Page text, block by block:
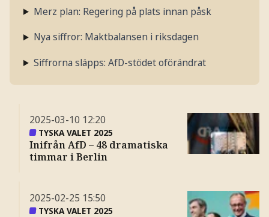
Merz plan: Regering på plats innan påsk
Nya siffror: Maktbalansen i riksdagen
Siffrorna släpps: AfD-stödet oförändrat
2025-03-10 12:20
TYSKA VALET 2025
Inifrån AfD – 48 dramatiska
timmar i Berlin
2025-02-25 15:50
TYSKA VALET 2025